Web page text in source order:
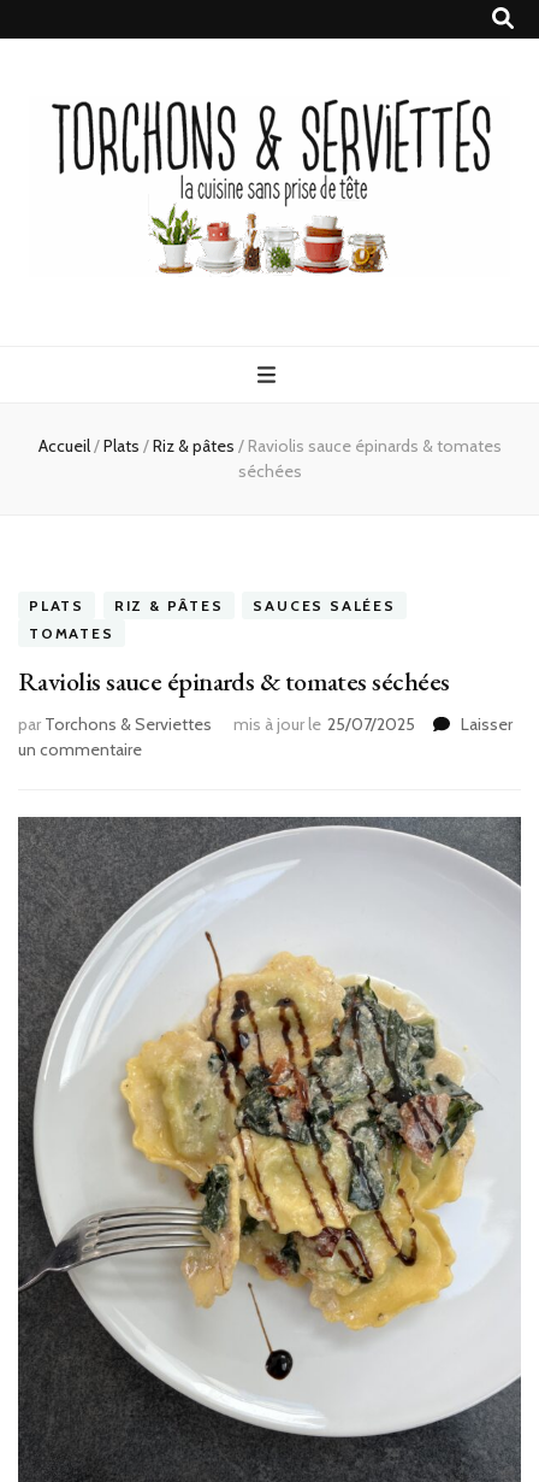
Serviettes
Accueil/Plats /Riz & pâtes / Raviolis sauce épinards & tomates
séchées
PLATS RIZ & PÂTES
SAUCES SALÉES
TOMATES
Raviolis sauce épinards & tomates séchées
par Torchons & Serviettes mis à jour le 25/07/2025
Laisser
un commentairesur
épinards
&
tomates
séchées